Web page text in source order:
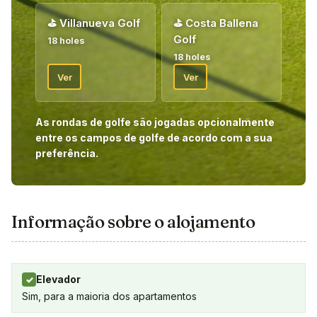
lhe entregará os seus vouchers para o seu pacote de golfe.
Bem-vindo!
⛳Villanueva Golf
18 holes
Ver
⛳ Costa Ballena
Golf
18 holes
Ver
As rondas de golfe são jogadas opcionalmente
entre os campos de golfe de acordo com a sua
preferência.
Informação sobre o alojamento
✓ Elevador
Sim, para a maioria dos apartamentos